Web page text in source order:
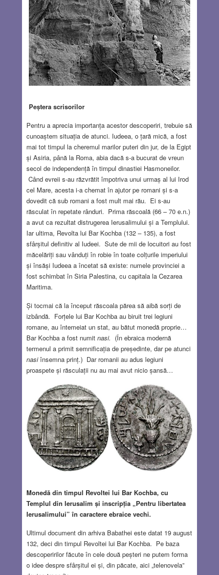
Peștera scrisorilor
Pentru a aprecia importanța acestor descoperiri, trebuie să
cunoaștem situația de atunci. Iudeea, o țară mică, a fost
mai tot timpul la cheremul marilor puteri din jur, de la Egipt
și Asiria, până la Roma, abia dacă s-a bucurat de vreun
secol de independență în timpul dinastiei Hasmoneilor.
Când evreii s-au răzvrătit împotriva unui urmaș al lui Irod
cel Mare, acesta i-a chemat în ajutor pe romani și s-a
dovedit că sub romani a fost mult mai rău. Ei s-au
răsculat în repetate rânduri. Prima răscoală (66 – 70 e.n.)
a avut ca rezultat distrugerea Ierusalimului și a Templului.
Iar ultima, Revolta lui Bar Kochba (132 – 135), a fost
sfârșitul definitiv al Iudeei. Sute de mii de locuitori au fost
măcelăriți sau vânduți în robie în toate colțurile imperiului
și însăși Iudeea a încetat să existe: numele provinciei a
fost schimbat în Siria Palestina, cu capitala la Cezarea
Maritima.
Și tocmai că la început răscoala părea să aibă sorți de
izbândă. Forțele lui Bar Kochba au biruit trei legiuni
romane, au întemeiat un stat, au bătut monedă proprie…
Bar Kochba a fost numit nasi. (În ebraica modernă
termenul a primit semnificația de președinte, dar pe atunci
nasiînsemna prinț.) Dar romanii au adus legiuni
proaspete și răsculații nu au mai avut nicio șansă…
Monedă din timpul Revoltei lui Bar Kochba, cu
Templul din Ierusalim și inscripția „Pentru libertatea
Ierusalimului” în caractere ebraice vechi.
Ultimul document din arhiva Babathei este datat 19 august
132, deci din timpul Revoltei lui Bar Kochba. Pe baza
descoperirilor făcute în cele două peșteri ne putem forma
o idee despre sfârșitul ei și, din păcate, aici „telenovela”